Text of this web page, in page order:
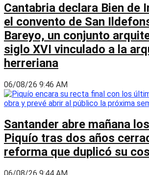
Cantabria declara Bien de
el convento de San
Bareyo, un conjunto
siglo XVI vinculado a la
herreriana
06/08/26 9:46 AM
Santander abre mañana
Piquío tras dos años
reforma que duplicó su